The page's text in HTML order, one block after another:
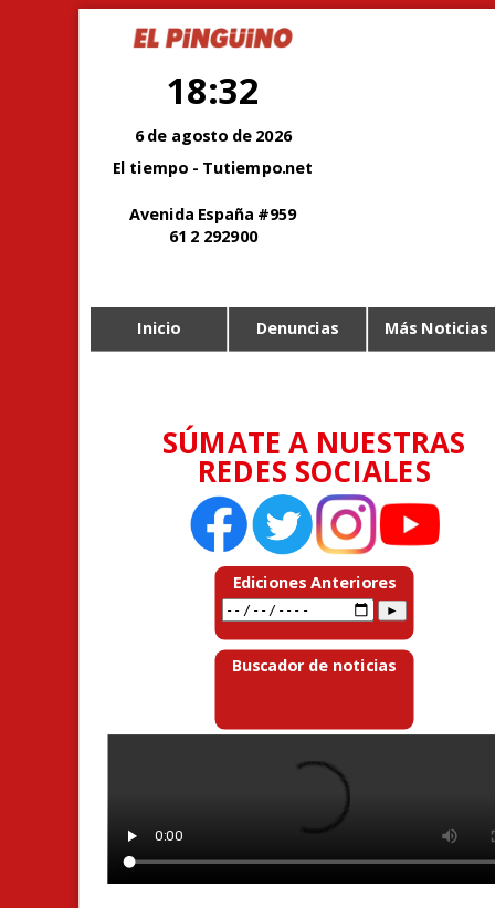
18:32
6 de agosto de 2026
El tiempo - Tutiempo.net
Avenida España #959
61 2 292900
Inicio Denuncias Más Noticias
SÚMATE A NUESTRAS
REDES SOCIALES
Ediciones Anteriores
Buscador de noticias